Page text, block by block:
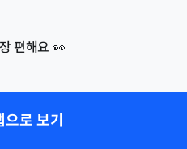
편해요 👀
로 보기